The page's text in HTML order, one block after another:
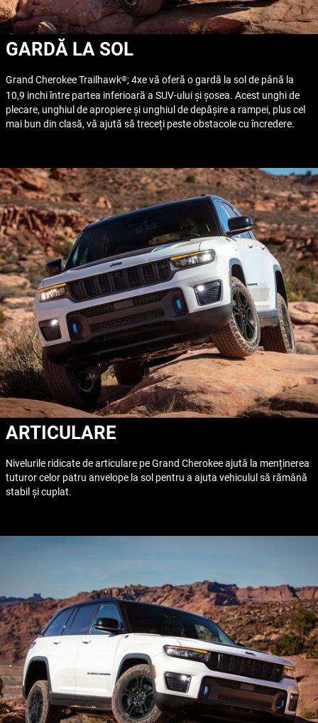
GARDĂ LA SOL
Grand Cherokee Trailhawk®; 4xe vă oferă o gardă la sol de până la
10,9 inchi între partea inferioară a SUV-ului și șosea. Acest unghi de
plecare, unghiul de apropiere și unghiul de depășire a rampei, plus cel
mai bun din clasă, vă ajută să treceți peste obstacole cu încredere.
ARTICULARE
Nivelurile ridicate de articulare pe Grand Cherokee ajută la menținerea
tuturor celor patru anvelope la sol pentru a ajuta vehiculul să rămână
stabil și cuplat.